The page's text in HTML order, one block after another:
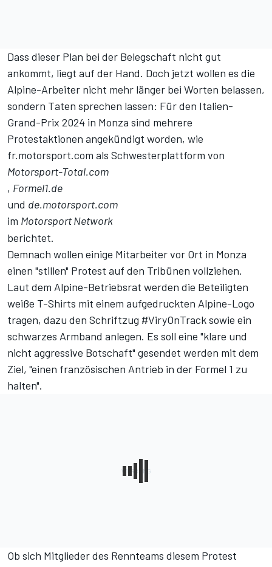
Dass dieser Plan bei der Belegschaft nicht gut
ankommt, liegt auf der Hand. Doch jetzt wollen es die
Alpine-Arbeiter nicht mehr länger bei Worten belassen,
sondern Taten sprechen lassen: Für den Italien-
Grand-Prix 2024 in Monza sind mehrere
Protestaktionen angekündigt worden, wie
fr.motorsport.com als Schwesterplattform von
Motorsport-Total.com
, Formel1.de
und de.motorsport.com
im Motorsport Network
berichtet.
Demnach wollen einige Mitarbeiter vor Ort in Monza
einen "stillen" Protest auf den Tribünen vollziehen.
Laut dem Alpine-Betriebsrat werden die Beteiligten
weiße T-Shirts mit einem aufgedruckten Alpine-Logo
tragen, dazu den Schriftzug #ViryOnTrack sowie ein
schwarzes Armband anlegen. Es soll eine "klare und
nicht aggressive Botschaft" gesendet werden mit dem
Ziel, "einen französischen Antrieb in der Formel 1 zu
halten".
Ob sich Mitglieder des Rennteams diesem Protest